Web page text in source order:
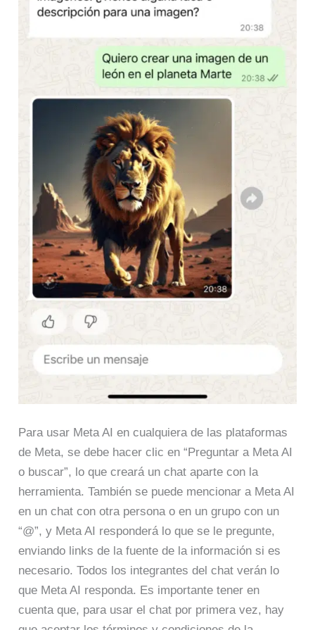
Para usar Meta AI en cualquiera de las plataformas
de Meta, se debe hacer clic en “Preguntar a Meta AI
o buscar”, lo que creará un chat aparte con la
herramienta. También se puede mencionar a Meta AI
en un chat con otra persona o en un grupo con un
“@”, y Meta AI responderá lo que se le pregunte,
enviando links de la fuente de la información si es
necesario. Todos los integrantes del chat verán lo
que Meta AI responda. Es importante tener en
cuenta que, para usar el chat por primera vez, hay